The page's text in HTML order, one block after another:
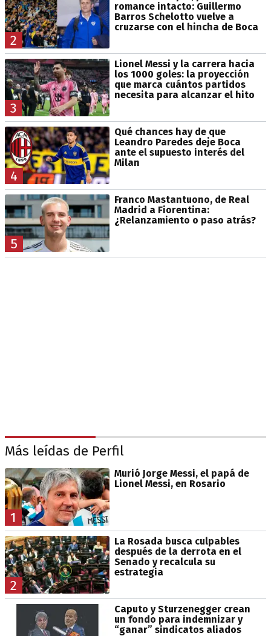
2
romance intacto: Guillermo
Barros Schelotto vuelve a
cruzarse con el hincha de Boca
3
Lionel Messi y la carrera hacia
los 1000 goles: la proyección
que marca cuántos partidos
necesita para alcanzar el hito
4
Qué chances hay de que
Leandro Paredes deje Boca
ante el supuesto interés del
Milan
5
Franco Mastantuono, de Real
Madrid a Fiorentina:
¿Relanzamiento o paso atrás?
Más leídas de Perfil
1
Murió Jorge Messi, el papá de
Lionel Messi, en Rosario
2
La Rosada busca culpables
después de la derrota en el
Senado y recalcula su
estrategia
Caputo y Sturzenegger crean
un fondo para indemnizar y
“ganar” sindicatos aliados